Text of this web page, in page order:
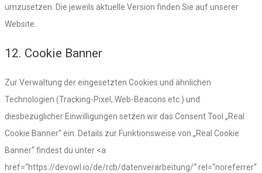
umzusetzen. Die jeweils aktuelle Version finden Sie auf unserer
Website.
12. Cookie Banner
Zur Verwaltung der eingesetzten Cookies und ähnlichen
Technologien (Tracking-Pixel, Web-Beacons etc.) und
diesbezüglicher Einwilligungen setzen wir das Consent Tool „Real
Cookie Banner“ ein. Details zur Funktionsweise von „Real Cookie
Banner“ findest du unter <a
href=“https://devowl.io/de/rcb/datenverarbeitung/“ rel=“noreferrer“